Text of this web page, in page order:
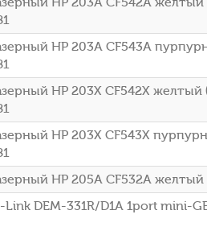
HP 203A CF543A
HP 203X CF542X желтый
HP 203X CF543X
HP 205A CF532A желтый
DEM-331R/D1A 1port mini-